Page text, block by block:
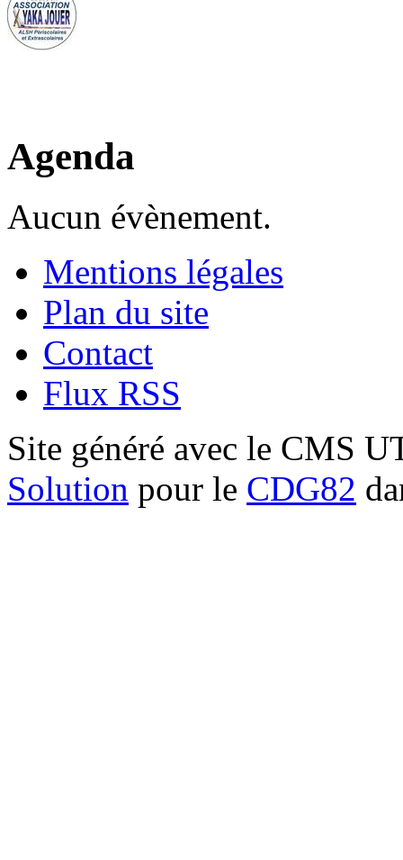
Agenda
Aucun évènement.
Mentions légales
Plan du site
Contact
Flux RSS
Site généré avec le CMS
Solution pour le CDG82